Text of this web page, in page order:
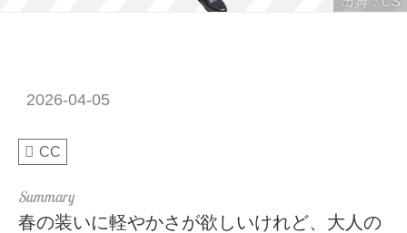
2026-04-05
CC
春の装いに軽やかさが欲しいけれど、大人の